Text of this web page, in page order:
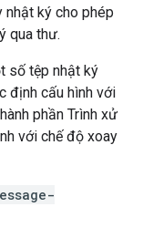
nhật ký cho phép
qua thư.
số tệp nhật ký
định cấu hình với
phần Trình xử
với chế độ xoay